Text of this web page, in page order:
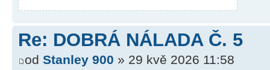
Re: DOBRÁ NÁLADA Č. 5
od Stanley 900 » 29 kvě 2026 11:58